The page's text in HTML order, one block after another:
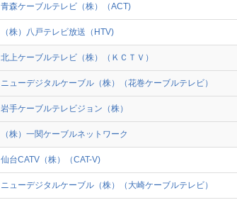
青森ケーブルテレビ（株）（ACT)
（株）八戸テレビ放送（HTV)
北上ケーブルテレビ（株）（ＫＣＴＶ）
ニューデジタルケーブル（株）（花巻ケーブルテレビ）
岩手ケーブルテレビジョン（株）
（株）一関ケーブルネットワーク
仙台CATV（株）（CAT-V)
ニューデジタルケーブル（株）（大崎ケーブルテレビ）